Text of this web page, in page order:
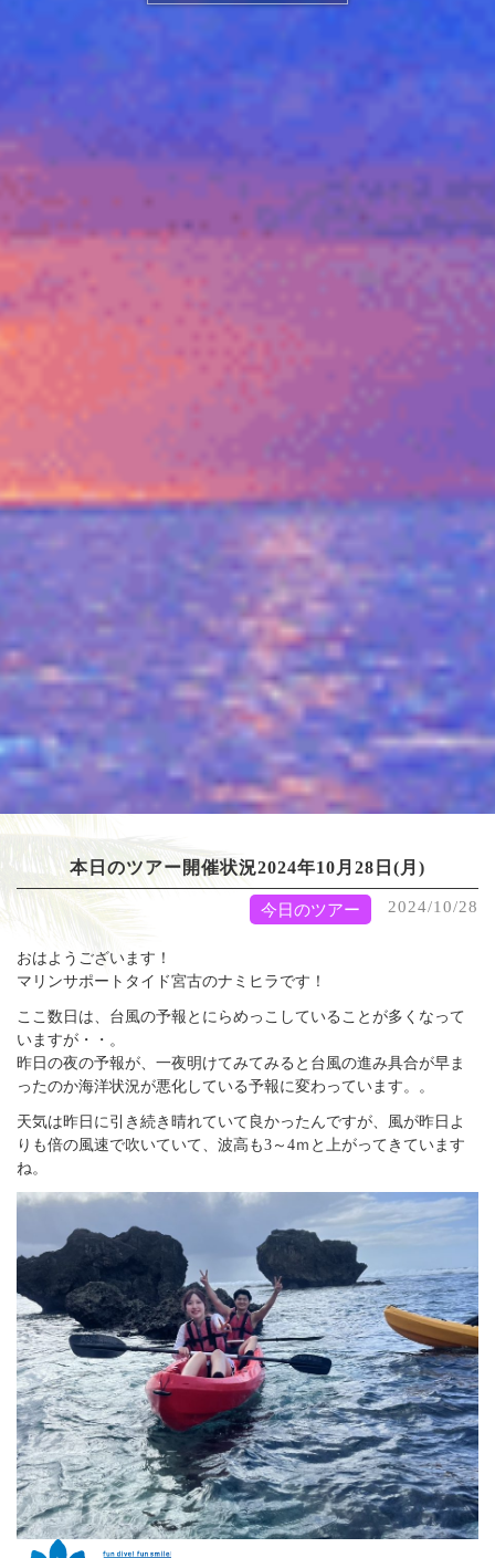
本日のツアー開催状況2024年10月28日(月)
今日のツアー 2024/10/28
おはようございます！
マリンサポートタイド宮古のナミヒラです！
ここ数日は、台風の予報とにらめっこしていることが多くなって
いますが・・。
昨日の夜の予報が、一夜明けてみてみると台風の進み具合が早ま
ったのか海洋状況が悪化している予報に変わっています。。
天気は昨日に引き続き晴れていて良かったんですが、風が昨日よ
りも倍の風速で吹いていて、波高も3～4ｍと上がってきています
ね。